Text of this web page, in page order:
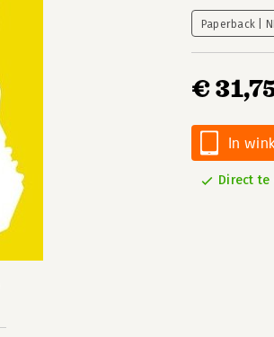
Paperback |
€
In
Direct te